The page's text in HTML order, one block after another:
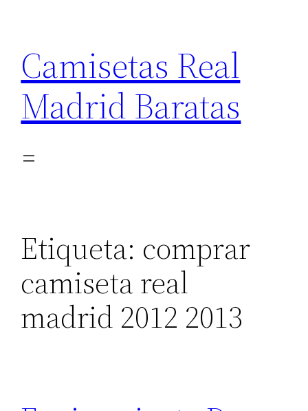
contenido
Camisetas Real
Madrid Baratas
Etiqueta: comprar
camiseta real
madrid 2012 2013